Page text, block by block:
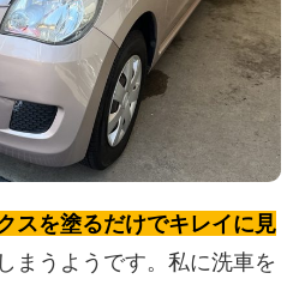
スを塗るだけでキレイに見
まうようです。私に洗車を